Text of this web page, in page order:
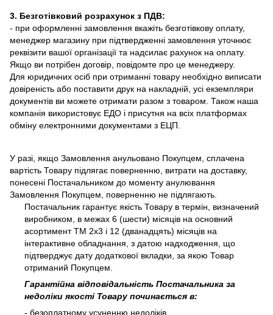
3. Безготівковий розрахунок з ПДВ:
- при оформленні замовлення вкажіть безготівкову оплату,
менеджер магазину при підтвердженні замовлення уточнює
реквізити вашої організації та надсилає рахунок на оплату.
Якщо ви потрібен договір, повідомте про це менеджеру.
Для юридичних осіб при отриманні товару необхідно виписати
довіреність або поставити друк на накладній, усі екземпляри
документів ви можете отримати разом з товаром. Також наша
компанія використовує ЕДО і присутня на всіх платформах
обміну електронними документами з ЕЦП.
У разі, якщо Замовлення анульовано Покупцем, сплачена
вартість Товару підлягає поверненню, витрати на доставку,
понесені Постачальником до моменту анулювання
Замовлення Покупцем, поверненню не підлягають.
Постачальник гарантує якість Товару в термін, визначений
виробником, в межах 6 (шести) місяців на основний
асортимент ТМ 2х3 і 12 (дванадцять) місяців на
інтерактивне обладнання, з датою надходження, що
підтверджує дату додаткової вкладки, за якою Товар
отриманий Покупцем.
Гарантійна відповідальність Постачальника за
недоліки якості Товару починається в:
- безоплатному усуненню недоліків